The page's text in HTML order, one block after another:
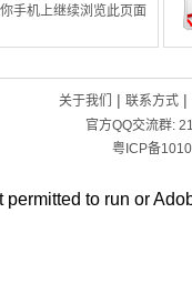
手机上继续浏览此页面
关于我们 | 联系方式|
官方QQ交流群:
粤ICP备
to run or